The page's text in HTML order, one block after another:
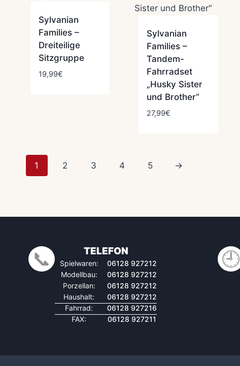
Sylvanian
Families –
Dreiteilige
Sitzgruppe
19,99€
Sylvanian
Families –
Tandem-
Fahrradset
„Husky Sister
und Brother“
27,99€
1 2 3 4 5 →
📞 TELEFON
Spielwaren:
06128 927212
Modellbau:
06128 927212
Porzellan:
06128 927212
Haushalt:
06128 927212
Fahrrad:
06128 927216
FAX:
06128 927211
🕘